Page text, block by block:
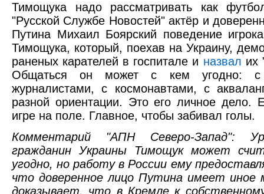
Тимощука надо рассматривать как
"Русской Службе Новостей" актёр и
Путина Михаил Боярский поведение
Тимощука, который, поехав на Украину,
раненых карателей в госпитале и назвал их
Общаться он может с кем угодно: с
журналистами, с космонавтами, с
разной ориентации. Это его личное дело.
игре на поле. Главное, чтобы забивал голы.
Комментарий "АПН Северо-Запад":
гражданин Украины Тимощук может
угодно, но работу в России ему
что доверенное лицо Путина имеет иное
доказывает, что в Кремле к